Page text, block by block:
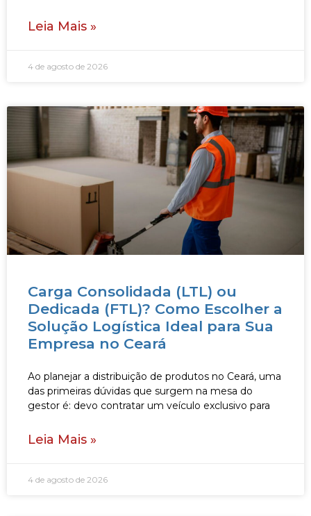
Leia Mais »
4 de agosto de 2026
Carga Consolidada (LTL) ou
Dedicada (FTL)? Como Escolher a
Solução Logística Ideal para Sua
Empresa no Ceará
Ao planejar a distribuição de produtos no Ceará, uma
das primeiras dúvidas que surgem na mesa do
gestor é: devo contratar um veículo exclusivo para
Leia Mais »
4 de agosto de 2026